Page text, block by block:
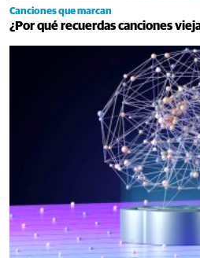
Canciones que marcan
¿Por qué recuerdas canciones